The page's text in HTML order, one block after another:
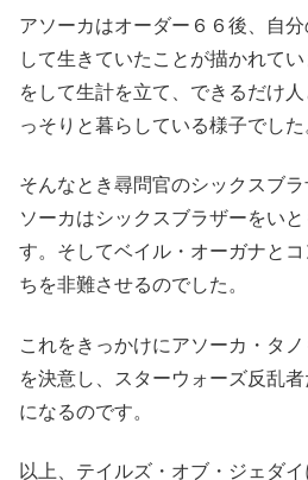
アソーカはオーダー６６後、自
して生きていたことが描かれて
をして生計を立て、できるだけ
っそりと暮らしている様子でした
そんなとき尋問官のシックスブ
ソーカはシックスブラザーをい
す。そしてベイル・オーガナと
ちを非難させるのでした。
これをきっかけにアソーカ・タ
を決意し、スターウォーズ反乱
になるのです。
以上、テイルズ・オブ・ジェダイ